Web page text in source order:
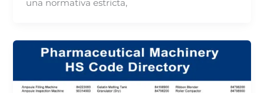
una normativa estricta,